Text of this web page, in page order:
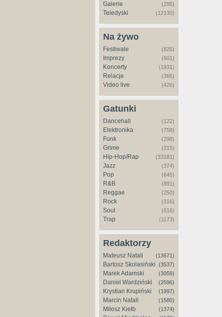
Galerie (286)
Teledyski (12130)
Na żywo
Festiwale (825)
Imprezy (601)
Koncerty (1931)
Relacje (366)
Video live (426)
Gatunki
Dancehall (122)
Elektronika (758)
Funk (298)
Grime (215)
Hip-Hop/Rap (33181)
Jazz (374)
Pop (645)
R&B (891)
Reggae (250)
Rock (316)
Soul (616)
Trap (1173)
Redaktorzy
Mateusz Natali (13671)
Bartosz Skolasiński (3537)
Marek Adamski (3059)
Daniel Wardziński (2596)
Krystian Krupiński (1997)
Marcin Natali (1580)
Miłosz Kiełb (1374)